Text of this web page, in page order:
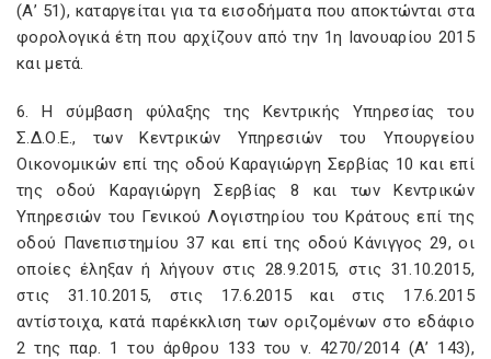
(Α’ 51), καταργείται για τα εισοδήματα που αποκτώνται στα
φορολογικά έτη που αρχίζουν από την 1η Ιανουαρίου 2015
και μετά.
6. Η σύμβαση φύλαξης της Κεντρικής Υπηρεσίας του
Σ.Δ.Ο.Ε., των Κεντρικών Υπηρεσιών του Υπουργείου
Οικονομικών επί της οδού Καραγιώργη Σερβίας 10 και επί
της οδού Καραγιώργη Σερβίας 8 και των Κεντρικών
Υπηρεσιών του Γενικού Λογιστηρίου του Κράτους επί της
οδού Πανεπιστημίου 37 και επί της οδού Κάνιγγος 29, οι
οποίες έληξαν ή λήγουν στις 28.9.2015, στις 31.10.2015,
στις 31.10.2015, στις 17.6.2015 και στις 17.6.2015
αντίστοιχα, κατά παρέκκλιση των οριζομένων στο εδάφιο
2 της παρ. 1 του άρθρου 133 του ν. 4270/2014 (Α’ 143),